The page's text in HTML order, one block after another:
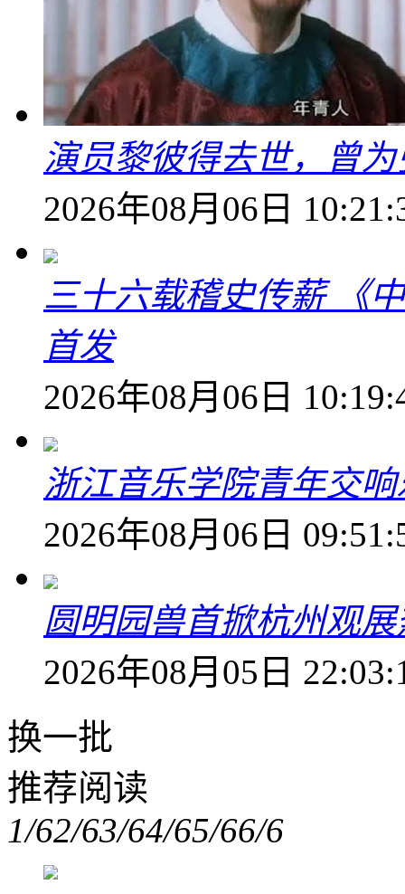
演员黎彼得去世，曾
2026年08月06日
三十六载稽史传薪 《
首发
2026年08月06日
浙江音乐学院青年交
2026年08月06日
圆明园兽首掀杭州观
2026年08月05日
换一批
推荐阅读
1/62/63/64/65/66/6